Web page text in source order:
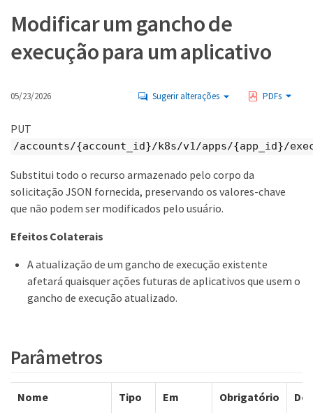
Modificar um gancho de
execução para um aplicativo
05/23/2026 Sugerir alterações PDFs
PUT
/accounts/{account_id}/k8s/v1/apps/{app_id}/
Substitui todo o recurso armazenado pelo corpo da
solicitação JSON fornecida, preservando os valores-chave
que não podem ser modificados pelo usuário.
Efeitos Colaterais
A atualização de um gancho de execução existente
afetará quaisquer ações futuras de aplicativos que usem o
gancho de execução atualizado.
Parâmetros
Nome Tipo Em Obrigatório